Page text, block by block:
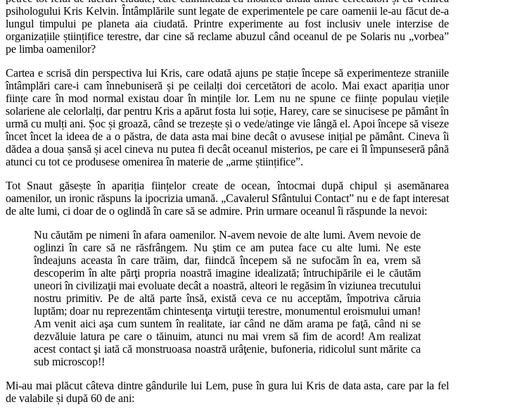
psihologului Kris Kelvin. Întâmplările sunt legate de experimentele pe care oamenii le-au făcut de-a
lungul timpului pe planeta aia ciudată. Printre experimente au fost inclusiv unele interzise de
organizațiile științifice terestre, dar cine să reclame abuzul când oceanul de pe Solaris nu „vorbea”
pe limba oamenilor?
Cartea e scrisă din perspectiva lui Kris, care odată ajuns pe stație începe să experimenteze straniile
întâmplări care-i cam înnebuniseră și pe ceilalți doi cercetători de acolo. Mai exact apariția unor
ființe care în mod normal existau doar în mințile lor. Lem nu ne spune ce ființe populau viețile
solariene ale celorlalți, dar pentru Kris a apărut fosta lui soție, Harey, care se sinucisese pe pământ în
urmă cu mulți ani. Șoc și groază, când se trezește și o vede/atinge vie lângă el. Apoi începe să viseze
încet încet la ideea de a o păstra, de data asta mai bine decât o avusese inițial pe pământ. Cineva îi
dădea a doua șansă și acel cineva nu putea fi decât oceanul misterios, pe care ei îl împunseseră până
atunci cu tot ce produsese omenirea în materie de „arme științifice”.
Tot Snaut găsește în apariția ființelor create de ocean, întocmai după chipul și asemănarea
oamenilor, un ironic răspuns la ipocrizia umană. „Cavalerul Sfântului Contact” nu e de fapt interesat
de alte lumi, ci doar de o oglindă în care să se admire. Prin urmare oceanul îi răspunde la nevoi:
Nu căutăm pe nimeni în afara oamenilor. N-avem nevoie de alte lumi. Avem nevoie de
oglinzi în care să ne răsfrângem. Nu ştim ce am putea face cu alte lumi. Ne este
îndeajuns aceasta în care trăim, dar, fiindcă începem să ne sufocăm în ea, vrem să
descoperim în alte părţi propria noastră imagine idealizată; întruchipările ei le căutăm
uneori în civilizaţii mai evoluate decât a noastră, alteori le regăsim în viziunea trecutului
nostru primitiv. Pe de altă parte însă, există ceva ce nu acceptăm, împotriva căruia
luptăm; doar nu reprezentăm chintesenţa virtuţii terestre, monumentul eroismului uman!
Am venit aici aşa cum suntem în realitate, iar când ne dăm arama pe faţă, când ni se
dezvăluie latura pe care o tăinuim, atunci nu mai vrem să fim de acord! Am realizat
acest contact şi iată că monstruoasa noastră urâţenie, bufoneria, ridicolul sunt mărite ca
sub microscop!!
Mi-au mai plăcut câteva dintre gândurile lui Lem, puse în gura lui Kris de data asta, care par la fel
de valabile și după 60 de ani: